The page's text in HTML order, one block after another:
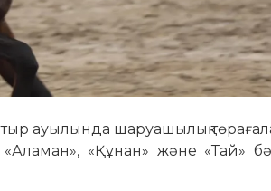
ауылында шаруашылық
«Құнан» және «Тай»